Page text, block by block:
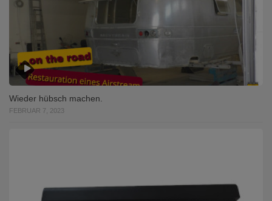
Wieder hübsch machen.
FEBRUAR 7, 2023